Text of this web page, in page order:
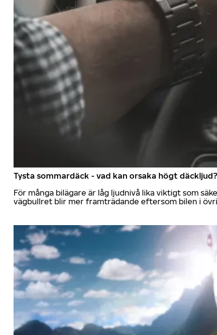
Tysta sommardäck - vad kan orsaka högt däckljud?
För många bilägare är låg ljudnivå lika viktigt som
vägbullret blir mer framträdande eftersom bilen i